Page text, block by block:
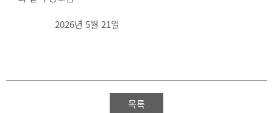
2026년 5월 21일
목록